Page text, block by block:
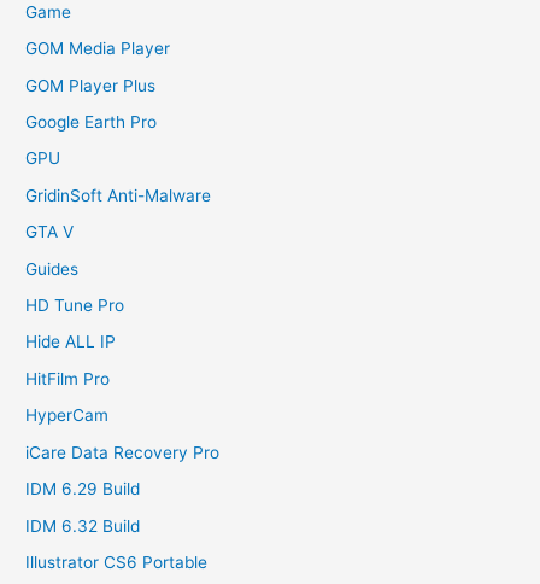
Game
GOM Media Player
GOM Player Plus
Google Earth Pro
GPU
GridinSoft Anti-Malware
GTA V
Guides
HD Tune Pro
Hide ALL IP
HitFilm Pro
HyperCam
iCare Data Recovery Pro
IDM 6.29 Build
IDM 6.32 Build
Illustrator CS6 Portable